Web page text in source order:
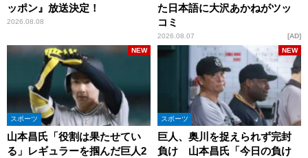
ッポン』放送決定！
2026.08.08
た日本語に大沢あかねがツッ
コミ
2026.08.07 AD
スポーツ
山本昌氏「役割は果たせてい
る」レギュラーを掴んだ巨人2
NEW
スポーツ
巨人、奥川を捉えられず完封
負け 山本昌氏「今日の負け
NEW